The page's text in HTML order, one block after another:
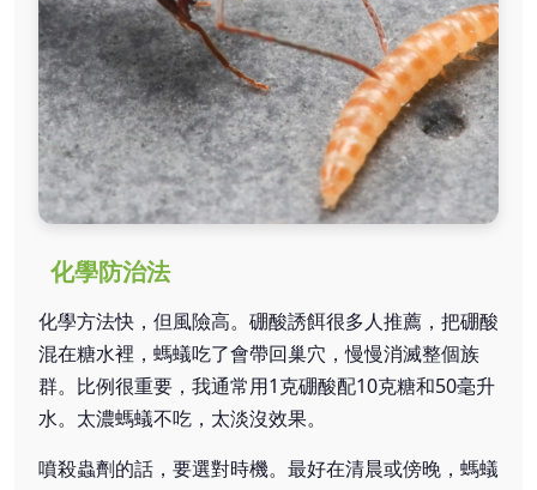
化學防治法
化學方法快，但風險高。硼酸誘餌很多人推薦，把硼酸
混在糖水裡，螞蟻吃了會帶回巢穴，慢慢消滅整個族
群。比例很重要，我通常用1克硼酸配10克糖和50毫升
水。太濃螞蟻不吃，太淡沒效果。
噴殺蟲劑的話，要選對時機。最好在清晨或傍晚，螞蟻